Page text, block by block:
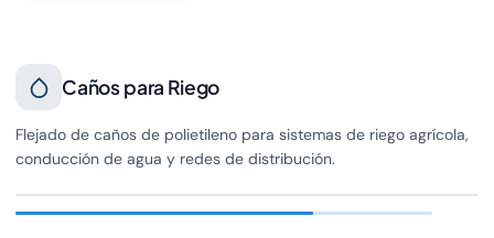
Caños para Riego
Flejado de caños de polietileno para sistemas de riego agrícola,
conducción de agua y redes de distribución.